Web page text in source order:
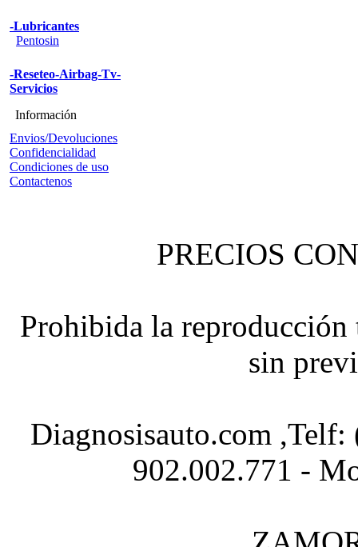
-Lubricantes
Pentosin
-Reseteo-Airbag-Tv-
Servicios
Información
Envios/Devoluciones
Confidencialidad
Condiciones de uso
Contactenos
PRECIOS
Prohibida la
sin
Diagnosisauto.com
902.002.771 -